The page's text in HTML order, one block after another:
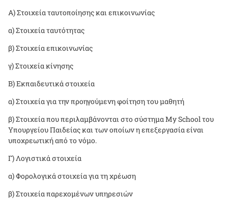
Α) Στοιχεία ταυτοποίησης και επικοινωνίας
α) Στοιχεία ταυτότητας
β) Στοιχεία επικοινωνίας
γ) Στοιχεία κίνησης
Β) Εκπαιδευτικά στοιχεία
α) Στοιχεία για την προηγούμενη φοίτηση του μαθητή
β) Στοιχεία που περιλαμβάνονται στο σύστημαMy Schoolτου
Υπουργείου Παιδείας και των οποίων η επεξεργασία είναι
υποχρεωτική από το νόμο.
Γ) Λογιστικά στοιχεία
α) Φορολογικά στοιχεία για τη χρέωση
β) Στοιχεία παρεχομένων υπηρεσιών